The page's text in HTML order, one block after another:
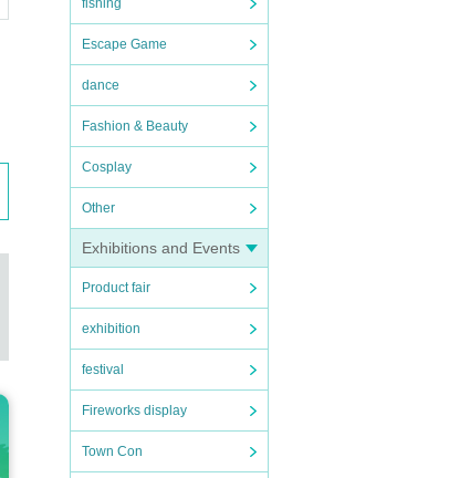
fishing
Escape Game
dance
Fashion & Beauty
Cosplay
Other
Exhibitions and Events
Product fair
exhibition
festival
Fireworks display
Town Con